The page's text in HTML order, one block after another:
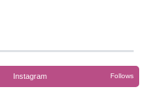
Instagram Follows